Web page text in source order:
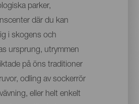
parker,
där du kan
i skogens och
ursprung, utrymmen
på öns traditioner
odling av sockerrör
eller helt enkelt